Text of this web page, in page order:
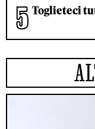
Toglieteci